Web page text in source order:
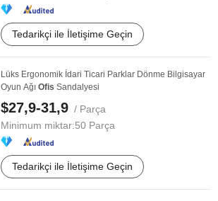
Tedarikçi ile İletişime Geçin
Lüks Ergonomik İdari Ticari Parklar Dönme Bilgisayar
Oyun Ağı Ofis Sandalyesi
$27,9-31,9 / Parça
Minimum miktar:50 Parça
Tedarikçi ile İletişime Geçin